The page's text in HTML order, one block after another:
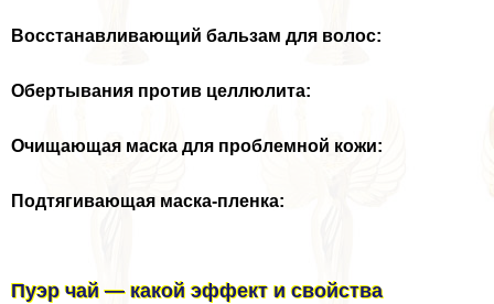
Восстанавливающий бальзам для волос:
Обертывания против целлюлита:
Очищающая маска для проблемной кожи:
Подтягивающая маска-пленка:
Пуэр чай — какой эффект и свойства